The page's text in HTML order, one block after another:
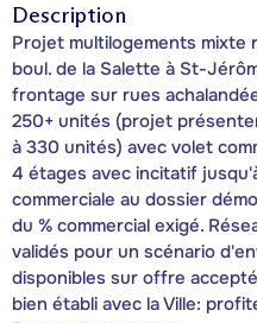
Description
Projet multilogements mixte
boul. de la Salette à St-
frontage sur rues
250+ unités (projet
à 330 unités) avec volet
4 étages avec incitatif
commerciale au dossier
du % commercial exigé.
validés pour un scénario
disponibles sur offre
bien établi avec la Ville: